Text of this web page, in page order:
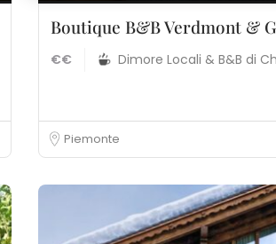
Boutique B&B Verdmont &
€€ Dimore Locali & B&B di
Piemonte